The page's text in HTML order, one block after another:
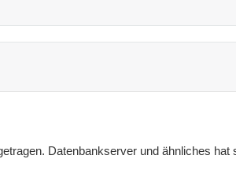
Datenbankserver und ähnliches hat